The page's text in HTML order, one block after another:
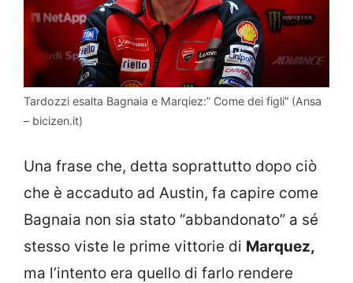
Tardozzi esalta Bagnaia e Marqiez:” Come dei figli” (Ansa
– bicizen.it)
Una frase che, detta soprattutto dopo ciò
che è accaduto ad Austin, fa capire come
Bagnaia non sia stato “abbandonato” a sé
stesso viste le prime vittorie di Marquez,
ma l’intento era quello di farlo rendere